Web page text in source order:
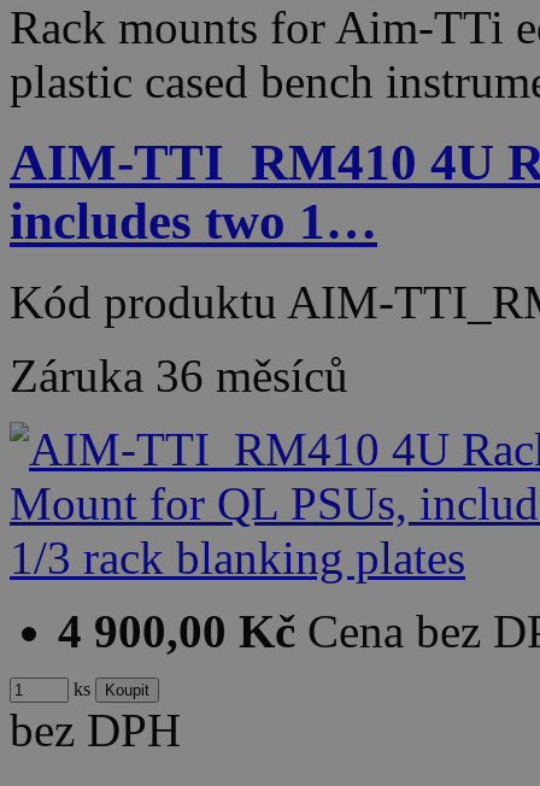
Rack mounts for Aim-TTi
plastic cased bench
AIM-TTI_RM410 4U
includes two 1…
Kód produktu AIM-
Záruka 36 měsíců
4 900,00 Kč Cena bez
ks
bez DPH